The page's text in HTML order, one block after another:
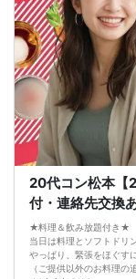
3. 開催判断はイベント前
なりますが、当日に参加
回った場合、一切返金な
4. イベントページ内の「
数、男女比率と異なる可
5. 当日は店舗の外ではな
で来た」旨をお伝えくだ
6. お釣りの用意はござ
7. 当日は年齢確認のでき
ことが発覚した場合、参
8. 15分以上の遅刻はキャ
9. 当日受付にお越しに
泊費、通信費等の返金は
11. 領収書の発行はいた
お申し込みが完了した時
8/15(土)30代メイン夜コ
20代コン松本【
付・連絡先交換
★料理＆飲み放題付き★
当日は料理とソフトドリ
やっぱり、緊張をほぐす
（ご提供以外のお料理の